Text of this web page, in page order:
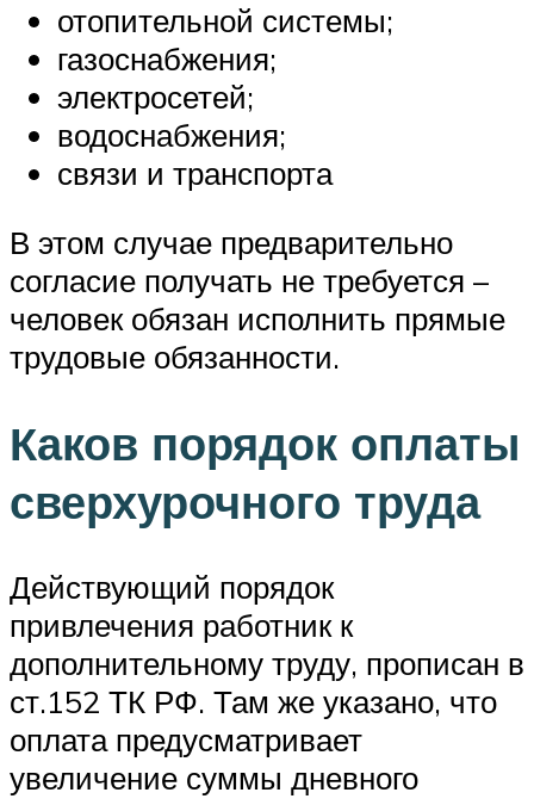
отопительной системы;
газоснабжения;
электросетей;
водоснабжения;
связи и транспорта
В этом случае предварительно
согласие получать не требуется –
человек обязан исполнить прямые
трудовые обязанности.
Каков порядок оплаты
сверхурочного труда
Действующий порядок
привлечения работник к
дополнительному труду, прописан в
ст.152 ТК РФ. Там же указано, что
оплата предусматривает
увеличение суммы дневного